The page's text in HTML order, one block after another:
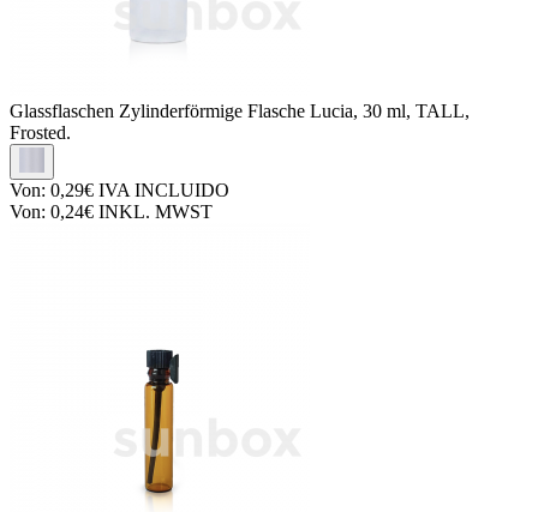
Glassflaschen Zylinderförmige Flasche Lucia, 30 ml, TALL,
Frosted.
Von: 0,29€ IVA INCLUIDO
Von: 0,24€ INKL. MWST